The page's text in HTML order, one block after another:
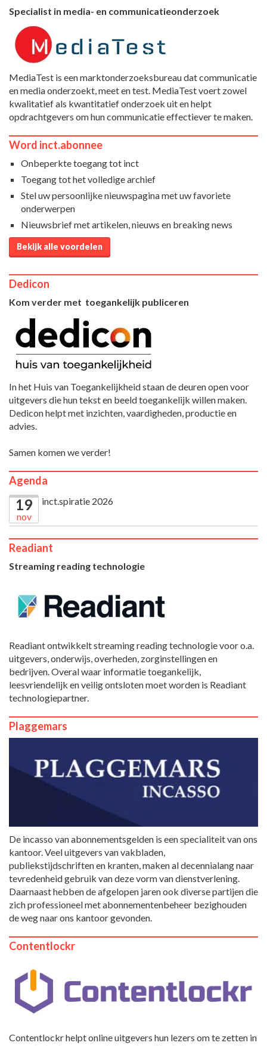
Specialist in media- en communicatieonderzoek
MediaTest is een marktonderzoeksbureau dat communicatie
en media onderzoekt, meet en test. MediaTest voert zowel
kwalitatief als kwantitatief onderzoek uit en helpt
opdrachtgevers om hun communicatie effectiever te maken.
Word inct.abonnee
Onbeperkte toegang tot inct
Toegang tot het volledige archief
Stel uw persoonlijke nieuwspagina met uw favoriete
onderwerpen
Nieuwsbrief met artikelen, nieuws en breaking news
Bekijk alle voordelen
Dedicon
Kom verder met toegankelijk publiceren
In het Huis van Toegankelijkheid staan de deuren open voor
uitgevers die hun tekst en beeld toegankelijk willen maken.
Dedicon helpt met inzichten, vaardigheden, productie en
advies.
Samen komen we verder!
Agenda
19
nov
inct.spiratie 2026
Readiant
Streaming reading technologie
Readiant ontwikkelt streaming reading technologie voor o.a.
uitgevers, onderwijs, overheden, zorginstellingen en
bedrijven. Overal waar informatie toegankelijk,
leesvriendelijk en veilig ontsloten moet worden is Readiant
technologiepartner.
Plaggemars
De incasso van abonnementsgelden is een specialiteit van ons
kantoor. Veel uitgevers van vakbladen,
publiekstijdschriften en kranten, maken al decennialang naar
tevredenheid gebruik van deze vorm van dienstverlening.
Daarnaast hebben de afgelopen jaren ook diverse partijen die
zich professioneel met abonnementenbeheer bezighouden
de weg naar ons kantoor gevonden.
Contentlockr
Contentlockr helpt online uitgevers hun lezers om te zetten in